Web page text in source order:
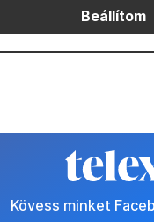
Beállítom
Kövess minket